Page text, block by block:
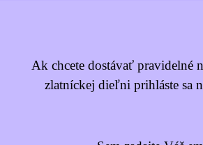
Ak chcete dostávať pravidelné
zlatníckej dieľni prihláste sa